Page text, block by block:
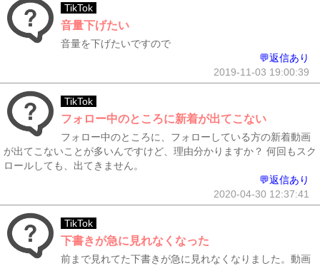
TikTok
音量下げたい
音量を下げたいですので
💬返信あり
2019-11-03 19:00:39
TikTok
フォロー中のところに新着が出てこない
フォロー中のところに、フォローしている方の新着動画
が出てこないことが多いんですけど、理由分かりますか？ 何回もスク
ロールしても、出てきません。
💬返信あり
2020-04-30 12:37:41
TikTok
下書きが急に見れなくなった
前まで見れてた下書きが急に見れなくなりました。動画